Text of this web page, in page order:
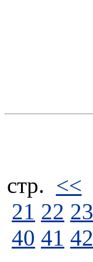
стp. <<
21 22 23
40 41 42